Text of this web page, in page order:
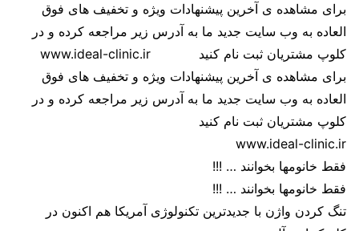
برای مشاهده ی آخرین پیشنهادات ویژه و تخفیف های فوق
العاده به وب سایت جدید ما به آدرس زیر مراجعه کرده و در
کلوپ مشتریان ثبت نام کنید www.ideal-clinic.ir
برای مشاهده ی آخرین پیشنهادات ویژه و تخفیف های فوق
العاده به وب سایت جدید ما به آدرس زیر مراجعه کرده و در
کلوپ مشتریان ثبت نام کنید
www.ideal-clinic.ir
فقط خانومها بخوانند … !!!
فقط خانومها بخوانند … !!!
تنگ کردن واژن با جدیدترین تکنولوژی آمریکا هم اکنون در